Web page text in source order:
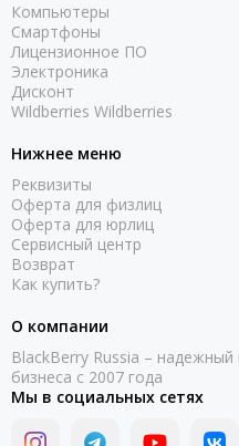
Компьютеры
Смартфоны
Лицензионное ПО
Электроника
Дисконт
Wildberries Wildberries
Нижнее меню
Реквизиты
Оферта для физлиц
Оферта для юрлиц
Сервисный центр
Возврат
Как купить?
О компании
BlackBerry Russia –
бизнеса с 2007 года
Мы в социальных сетях